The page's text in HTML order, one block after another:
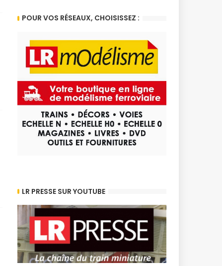
POUR VOS RÉSEAUX, CHOISISSEZ :
LR PRESSE SUR YOUTUBE